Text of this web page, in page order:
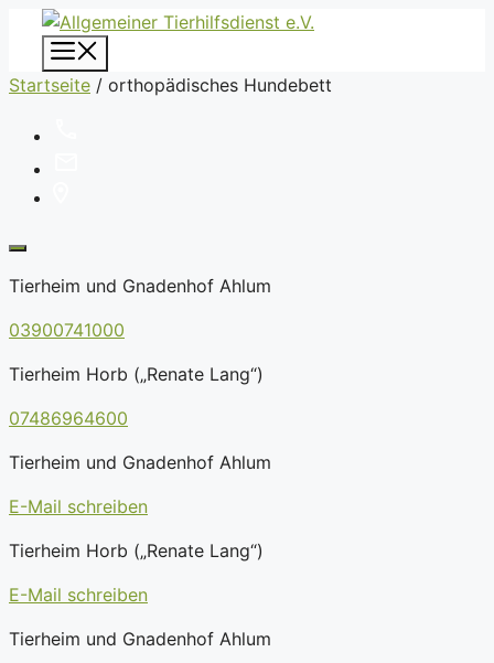
Zum
Inhalt
springen
Startseite / orthopädisches Hundebett
Tierheim und Gnadenhof Ahlum
03900741000
Tierheim Horb („Renate Lang“)
07486964600
Tierheim und Gnadenhof Ahlum
E-Mail schreiben
Tierheim Horb („Renate Lang“)
E-Mail schreiben
Tierheim und Gnadenhof Ahlum